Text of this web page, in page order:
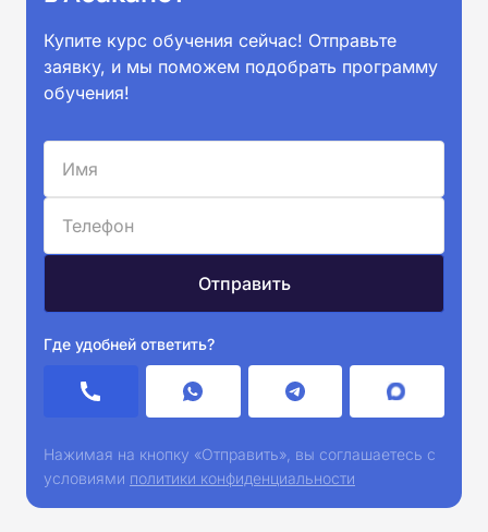
Купите курс обучения сейчас! Отправьте
заявку, и мы поможем подобрать программу
обучения!
Где удобней ответить?
Нажимая на кнопку «Отправить», вы соглашаетесь с
условиями политики конфиденциальности